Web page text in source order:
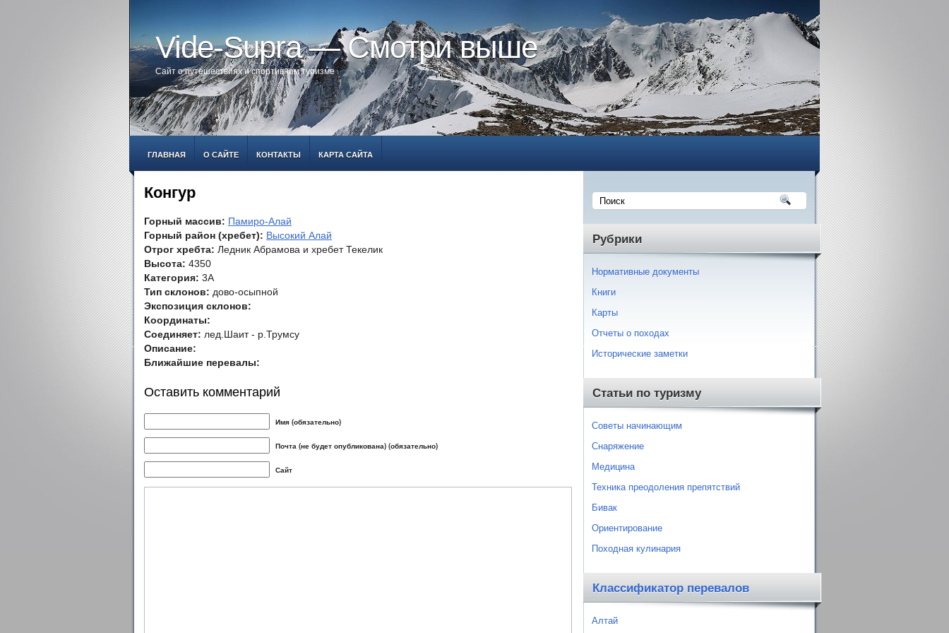
Vide-Supra — Смотри выше
Сайт о путешествиях и спортивном туризме
ГЛАВНАЯ О САЙТЕ КОНТАКТЫ КАРТА САЙТА
Конгур
Горный массив: Памиро-Алай
Горный район (хребет): Высокий Алай
Отрог хребта: Ледник Абрамова и хребет Текелик
Высота: 4350
Категория: 3А
Тип склонов: дово-осыпной
Экспозиция склонов:
Координаты:
Соединяет: лед.Шаит - р.Трумсу
Описание:
Ближайшие перевалы:
Оставить комментарий
Имя (обязательно)
Почта (не будет опубликована) (обязательно)
Сайт
Рубрики
Нормативные документы
Книги
Карты
Отчеты о походах
Исторические заметки
Статьи по туризму
Советы начинающим
Снаряжение
Медицина
Техника преодоления препятствий
Бивак
Ориентирование
Походная кулинария
Классификатор перевалов
Алтай